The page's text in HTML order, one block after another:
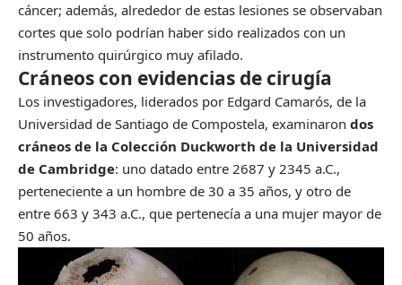
cáncer; además, alrededor de estas lesiones se observaban
cortes que solo podrían haber sido realizados con un
instrumento quirúrgico muy afilado.
Cráneos con evidencias de cirugía
Los investigadores, liderados por Edgard Camarós, de la
Universidad de Santiago de Compostela, examinaron dos
cráneos de la Colección Duckworth de la Universidad
de Cambridge: uno datado entre 2687 y 2345 a.C.,
perteneciente a un hombre de 30 a 35 años, y otro de
entre 663 y 343 a.C., que pertenecía a una mujer mayor de
50 años.